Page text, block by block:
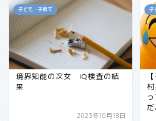
子ども・子育て
境界知能の次女 IQ検査の結
果
2023年10月18日
子